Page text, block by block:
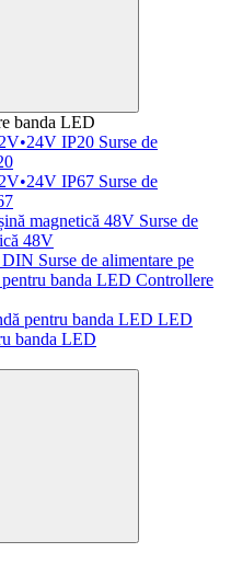
banda LED
Surse de
Surse de
Surse de
48V
Surse de alimentare pe
Controllere
LED
banda LED